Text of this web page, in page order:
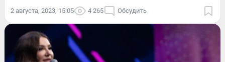
2 августа, 2023, 15:05 4 265 Обсудить